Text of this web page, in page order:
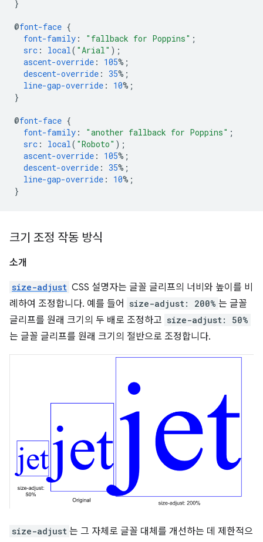
}
@font-face {
font-family : "fallback for Poppins" ;
src : local( "Arial" );
ascent-override : 105%;
descent-override : 35%;
line-gap-override : 10%;
}
@font-face {
font-family : "another fallback for Poppins" ;
src : local( "Roboto" );
ascent-override : 105%;
descent-override : 35%;
line-gap-override : 10%;
}
크기 조정 작동 방식
소개
size-adjust CSS 설명자는 글꼴 글리프의 너비와 높이를 비
례하여 조정합니다. 예를 들어
size-adjust: 200% 는 글꼴
글리프를 원래 크기의 두 배로 조정하고 size-adjust: 50%
는 글꼴 글리프를 원래 크기의 절반으로 조정합니다.
size-adjust 는 그 자체로 글꼴 대체를 개선하는 데 제한적으